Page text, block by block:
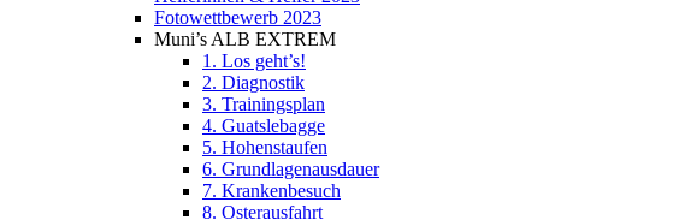
Fotowettbewerb 2023
Muni’s ALB EXTREM
1. Los geht’s!
2. Diagnostik
3. Trainingsplan
4. Guatslebagge
5. Hohenstaufen
6. Grundlagenausdauer
7. Krankenbesuch
8. Osterausfahrt